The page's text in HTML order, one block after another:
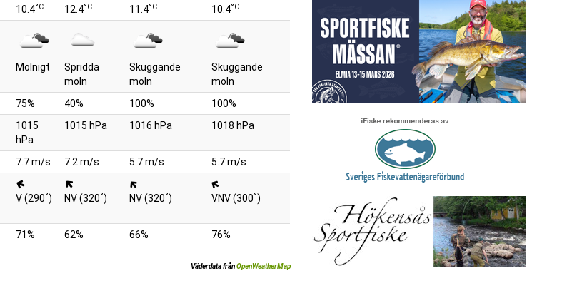
10.4°C 12.4°C 11.4°C 10.4°C
Molnigt
Spridda
moln
Skuggande
moln
Skuggande
moln
75% 40% 100%
100%
1015
hPa
1015 hPa 1016 hPa 1018 hPa
7.7 m/s 7.2 m/s 5.7 m/s
5.7 m/s
V (290°) NV (320°) NV (320°) VNV (300°)
71% 62% 66% 76%
Väderdata frånOpenWeatherMap